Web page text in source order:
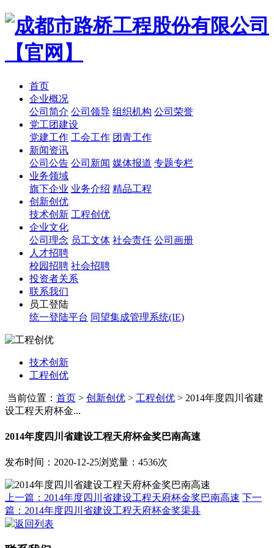
首页
企业概况
公司简介 公司领导 组织机构 公司荣誉
党工团建设
党建工作 工会工作 团青工作
新闻资讯
公司公告 公司新闻 媒体报道 专题专栏
业务领域
旗下企业 业务介绍 精品工程
创新创优
技术创新 工程创优
企业文化
公司理念 员工文体 社会责任 公司画册
人才招聘
校园招聘 社会招聘
投资者关系
联系我们
员工登陆
统一登陆平台 同望集成管理系统(IE)
技术创新
工程创优
当前位置： 首页 > 创新创优 > 工程创优 > 2014年度四川省建
设工程天府杯金...
2014年度四川省建设工程天府杯金奖巴南高速
发布时间：2020-12-25浏览量：4536次
上一篇：2014年度四川省建设工程天府杯金奖巴南高速 下一
篇：2014年度四川省建设工程天府杯金奖渠县
返回列表